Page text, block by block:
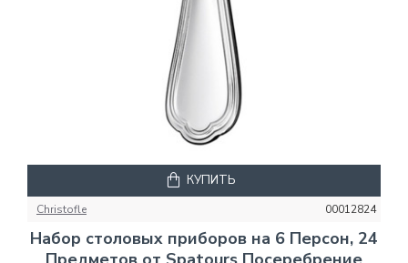
Christofle 00012824
Набор столовых приборов на 6 Персон, 24
КУПИТЬ